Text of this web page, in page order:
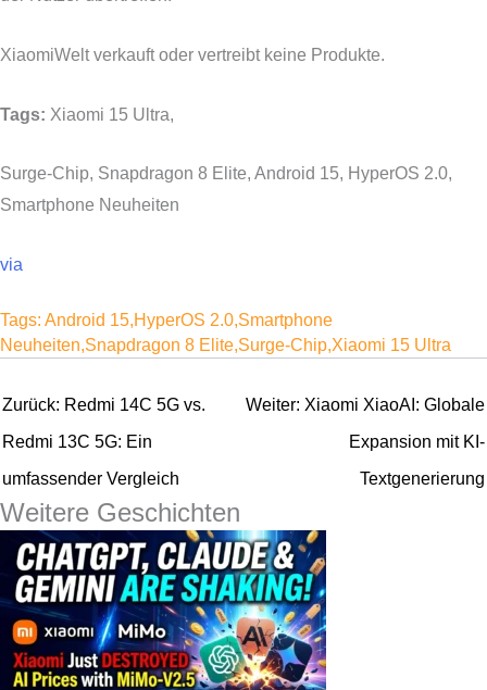
XiaomiWelt verkauft oder vertreibt keine Produkte.
Tags: Xiaomi 15 Ultra,
Surge-Chip, Snapdragon 8 Elite, Android 15, HyperOS 2.0,
Smartphone Neuheiten
via
Tags: Android 15,HyperOS 2.0,Smartphone
Neuheiten,Snapdragon 8 Elite,Surge-Chip,Xiaomi 15 Ultra
Beitragsnavigation
Zurück: Redmi 14C 5G vs.
Redmi 13C 5G: Ein
umfassender Vergleich
Weiter: Xiaomi XiaoAI: Globale
Expansion mit KI-
Textgenerierung
Weitere Geschichten